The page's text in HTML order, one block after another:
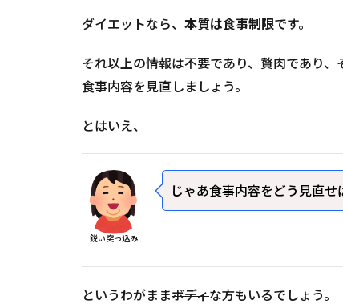
ダイエットなら、 本質は食事制限です。
それ以上の情報は不要であり、贅肉であり
食事内容を見直しましょう。
とはいえ、
鋭い突っ込み
じゃあ食事内容をどう見直せ
というわがままボディな方もいるでしょう。